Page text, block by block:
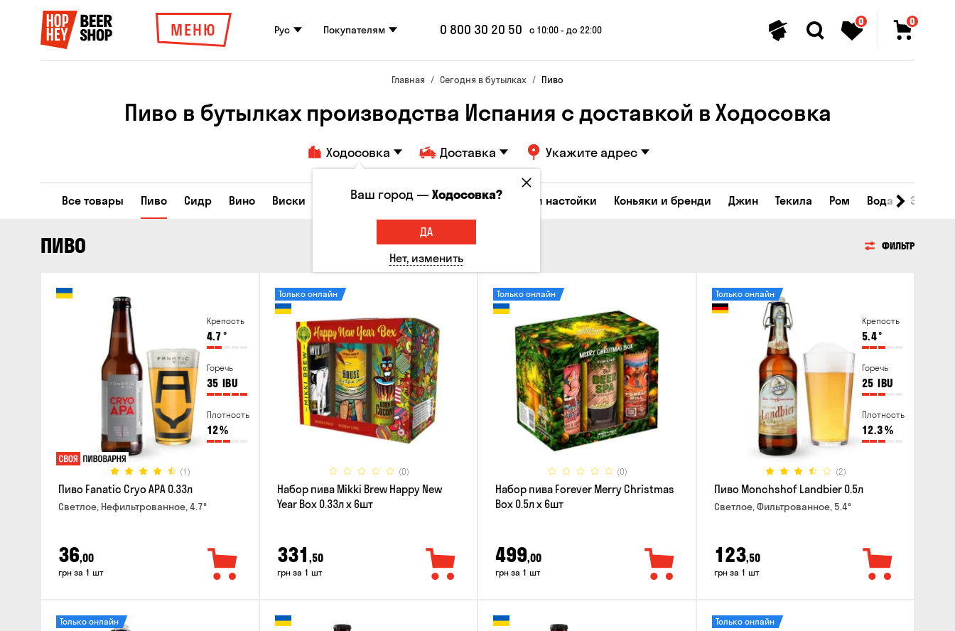
МЕНЮ Рус Покупателям 0 800 30 20 50 с 10:00 - до 22:00
0 0
Главная Сегодня в бутылках Пиво
Пиво в бутылках производства Испания с доставкой в Ходосовка
Ходосовка Доставка Укажите адрес
Все товары Пиво Сидр Вино Виски Коктейли Водка Соджу Ликеры и настойки Коньяки и бренди Джин Текила Ром Вода
ПИВО ФИЛЬТР
Крепость
4.7°
Горечь
35 IBU
Плотность
12%
(1)
Пиво Fanatic Cryo APA 0.33л
Светлое, Нефильтрованное, 4.7°
36,00
грн за 1 шт
(0)
Только онлайн
Набор пива Mikki Brew Happy New
Year Box 0.33л x 6шт
331 ,50
грн за 1 шт
(0)
Только онлайн
Набор пива Forever Merry Christmas
Box 0.5л x 6шт
499,00
грн за 1 шт
Крепость
5.4°
Горечь
25 IBU
Плотность
12.3%
(2)
Только онлайн
Пиво Monchshof Landbier 0.5л
Светлое, Фильтрованное, 5.4°
123,50
грн за 1 шт
Только онлайн Только онлайн
Ваш город —Ходосовка?
ДА
Нет, изменить